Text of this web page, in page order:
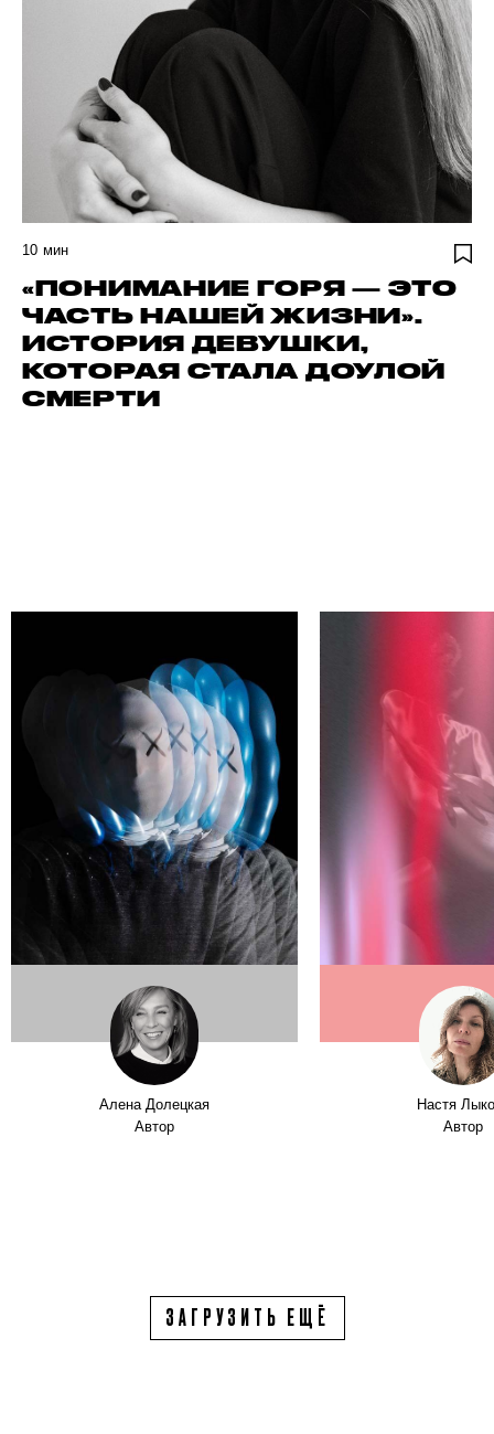
10 мин
«ПОНИМАНИЕ ГОРЯ — ЭТО
ЧАСТЬ НАШЕЙ ЖИЗНИ».
ИСТОРИЯ ДЕВУШКИ,
КОТОРАЯ СТАЛА ДОУЛОЙ
СМЕРТИ
Алена Долецкая
Автор
Настя
Автор
ЗАГРУЗИТЬ ЕЩЁ